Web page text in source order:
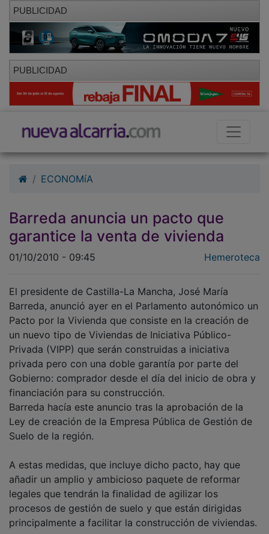
PUBLICIDAD
PUBLICIDAD
Barreda anuncia un pacto que
garantice la venta de vivienda
01/10/2010 - 09:45
Barreda, anunció ayer en el Parlamento autonómico un
Pacto por la Vivienda que consiste en la creación de
un nuevo tipo de Viviendas de Iniciativa Público-
Privada (VIPP) que serán construidas a iniciativa
privada pero con una doble garantía por parte del
Gobierno: comprador desde el día del inicio de obra y
financiación para su construcción.
Barreda hacía este anuncio tras la aprobación de la
Ley de creación de la Empresa Pública de Gestión de
Suelo de la región.
añadir un amplio y ambicioso paquete de reformar
legales que tendrán la finalidad de agilizar los
procesos de gestión de suelo y que están dirigidas
principalmente a facilitar la construcción de viviendas.